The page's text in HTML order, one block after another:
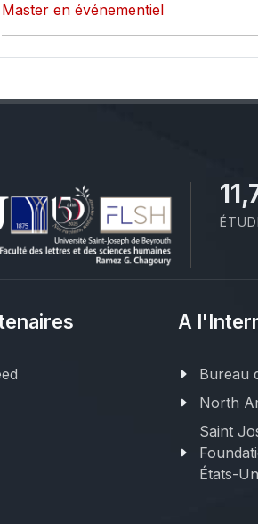
Master en événementiel
A
Bureau
North
Saint
États-